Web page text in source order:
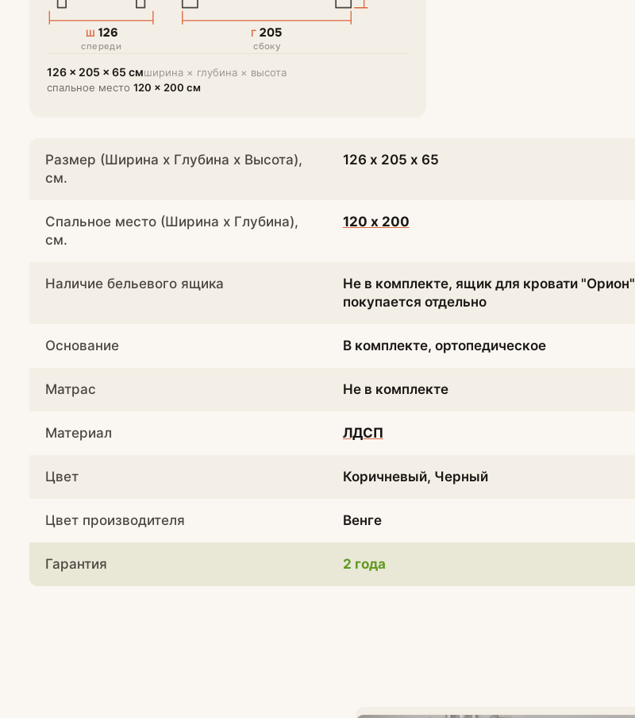
Ш 126 Г 205
спереди сбоку
126 × 205 × 65 смширина × глубина × высота
спальное место 120 × 200 см
Размер (Ширина х Глубина х Высота),
см.
126 х 205 х 65
Спальное место (Ширина х Глубина),
см.
120 х 200
Наличие бельевого ящика
Не в комплекте, ящик для кровати "Орион"
покупается отдельно
Основание В комплекте, ортопедическое
Матрас Не в комплекте
Материал ЛДСП
Цвет Коричневый, Черный
Цвет производителя Венге
Гарантия 2 года